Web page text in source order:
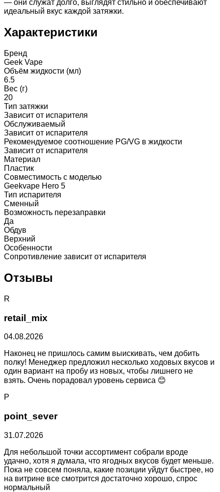
— они служат долго, выглядят стильно и обеспечивают
идеальный вкус каждой затяжки.
Характеристики
Бренд
Geek Vape
Объём жидкости (мл)
6.5
Вес (г)
20
Тип затяжки
Зависит от испарителя
Обслуживаемый
Зависит от испарителя
Рекомендуемое соотношение PG/VG в жидкости
Зависит от испарителя
Материал
Пластик
Совместимость с моделью
Geekvape Hero 5
Тип испарителя
Сменный
Возможность перезаправки
Да
Обдув
Верхний
Особенности
Сопротивление зависит от испарителя
Отзывы
R
retail_mix
04.08.2026
Наконец не пришлось самим выискивать, чем добить
полку! Менеджер предложил несколько ходовых вкусов и
один вариант на пробу из новых, чтобы лишнего не
взять. Очень порадовал уровень сервиса 😊
P
point_sever
31.07.2026
Для небольшой точки ассортимент собрали вроде
удачно, хотя я думала, что ягодных вкусов будет меньше.
Пока не совсем поняла, какие позиции уйдут быстрее, но
на витрине все смотрится достаточно хорошо, спрос
нормальный